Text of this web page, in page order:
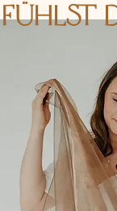
Fühlst